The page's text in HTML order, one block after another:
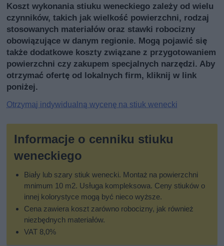
Koszt wykonania stiuku weneckiego zależy od wielu
czynników, takich jak wielkość powierzchni, rodzaj
stosowanych materiałów oraz stawki robocizny
obowiązujące w danym regionie. Mogą pojawić się
także dodatkowe koszty związane z przygotowaniem
powierzchni czy zakupem specjalnych narzędzi. Aby
otrzymać ofertę od lokalnych firm, kliknij w link
poniżej.
Otrzymaj indywidualną wycenę na stiuk wenecki
Informacje o cenniku stiuku
weneckiego
Biały lub szary stiuk wenecki. Montaż na powierzchni
mnimum 10 m2. Usługa kompleksowa. Ceny stiuków o
innej kolorystyce mogą być nieco wyższe.
Cena zawiera koszt zarówno robocizny, jak również
niezbędnych materiałów.
VAT 8,0%